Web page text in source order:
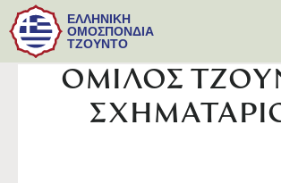
ΕΛΛΗΝΙΚΗ
ΟΜΟΣΠΟΝΔΙΑ
ΤΖΟΥΝΤΟ
ΟΜΙΛΟΣ